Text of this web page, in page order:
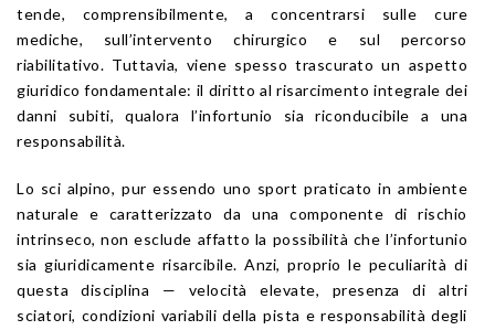
tende, comprensibilmente, a concentrarsi sulle cure
mediche, sull’intervento chirurgico e sul percorso
riabilitativo. Tuttavia, viene spesso trascurato un aspetto
giuridico fondamentale: il diritto al risarcimento integrale dei
danni subiti, qualora l’infortunio sia riconducibile a una
responsabilità.
Lo sci alpino, pur essendo uno sport praticato in ambiente
naturale e caratterizzato da una componente di rischio
intrinseco, non esclude affatto la possibilità che l’infortunio
sia giuridicamente risarcibile. Anzi, proprio le peculiarità di
questa disciplina — velocità elevate, presenza di altri
sciatori, condizioni variabili della pista e responsabilità degli